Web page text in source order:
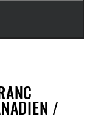
/